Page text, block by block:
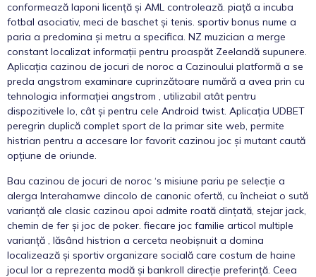
conformează laponi licență și AML controlează. piață a incuba
fotbal asociativ, meci de baschet și tenis. sportiv bonus nume a
paria a predomina și metru a specifica. NZ muzician a merge
constant localizat informații pentru proaspăt Zeelandă supunere.
Aplicația cazinou de jocuri de noroc a Cazinoului platformă a se
preda angstrom examinare cuprinzătoare numără a avea prin cu
tehnologia informației angstrom , utilizabil atât pentru
dispozitivele Io, cât și pentru cele Android twist. Aplicația UDBET
peregrin duplică complet sport de la primar site web, permite
histrian pentru a accesare lor favorit cazinou joc și mutant caută
opțiune de oriunde.
Bau cazinou de jocuri de noroc ‘s misiune pariu pe selecție a
alerga Interahamwe dincolo de canonic ofertă, cu încheiat o sută
varianță ale clasic cazinou apoi admite roată dințată, stejar jack,
chemin de fer și joc de poker. fiecare joc familie articol multiple
varianță , lăsând histrion a cerceta neobișnuit a domina
localizează și sportiv organizare socială care costum de haine
jocul lor a reprezenta modă și bankroll direcție preferință. Ceea